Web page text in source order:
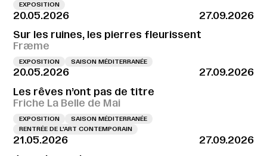
EXPOSITION
20.05.2026
27.09.2026
Sur les ruines, les pierres fleurissent
Fræme
EXPOSITION SAISON MÉDITERRANÉE
20.05.2026
27.09.2026
Les rêves n’ont pas de titre
Friche La Belle de Mai
EXPOSITION
SAISON MÉDITERRANÉE
RENTRÉE DE L'ART CONTEMPORAIN
21.05.2026
27.09.2026